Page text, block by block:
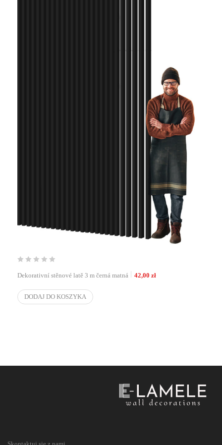
Dekorativní stěnové latě 3 m černá matná 42,00 zł
DODAJ DO KOSZYKA